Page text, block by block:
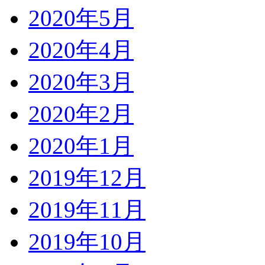
2020年5月
2020年4月
2020年3月
2020年2月
2020年1月
2019年12月
2019年11月
2019年10月